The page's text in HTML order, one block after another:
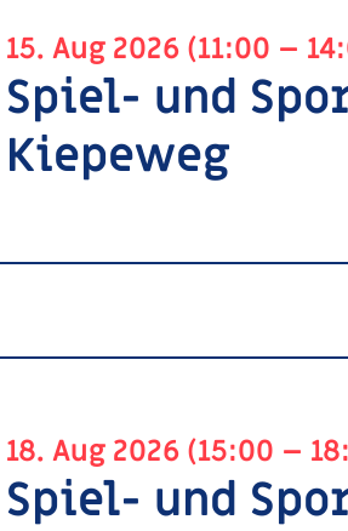
15. Aug 2026 (11:00 –
Spiel- und
Kiepeweg
18. Aug 2026 (15:00 –
Spiel- und